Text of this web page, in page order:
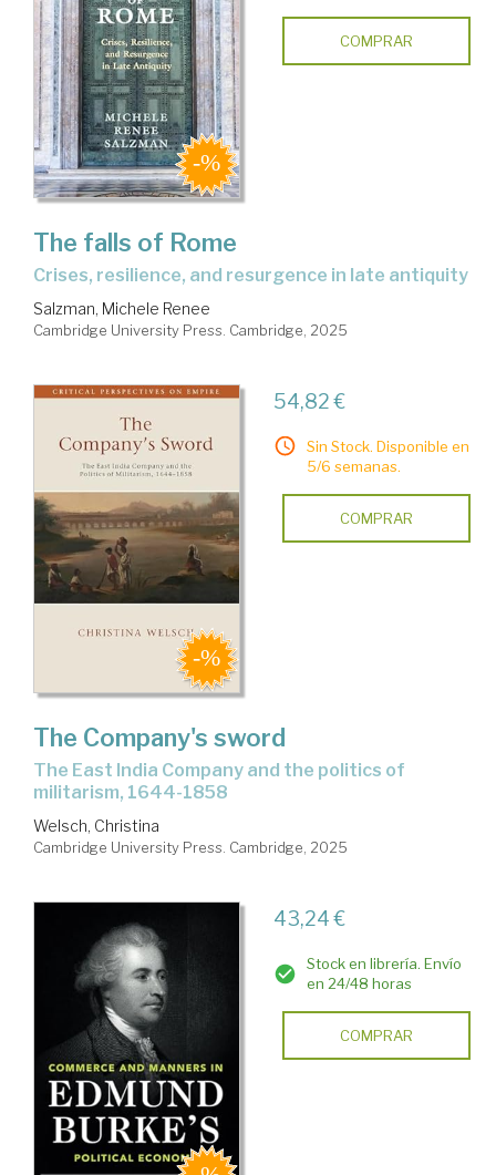
COMPRAR
The falls of Rome
crises, resilience, and resurgence in late antiquity
Salzman, Michele Renee
Cambridge University Press. Cambridge, 2025
54,82 €
Sin Stock. Disponible en
5/6 semanas.
COMPRAR
The Company's sword
the East India Company and the politics of
militarism, 1644-1858
Welsch, Christina
Cambridge University Press. Cambridge, 2025
43,24 €
Stock en librería. Envío
en 24/48 horas
COMPRAR